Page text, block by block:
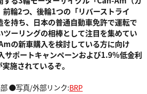
前輪2つ、後輪1つの「リバーストライ
を持ち、日本の普通自動車免許で運転で
ツーリングの相棒として注目を集めてい
の新車購入を検討している方に向け
サポートキャンペーンおよび1.9%低金利
施されているぞ。
●写真/外部リンク:BRP